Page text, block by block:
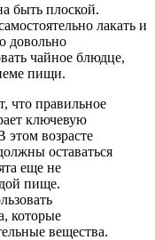
быть плоской.
лакать и
довольно
чайное блюдце,
пищи.
что правильное
ключевую
этом возрасте
оставаться
еще не
пище.
которые
вещества.